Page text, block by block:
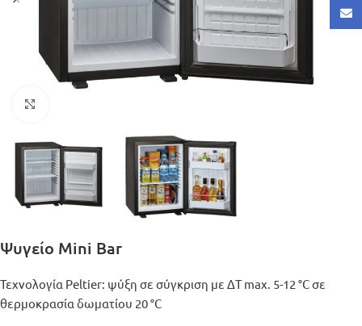
Ψυγείο Mini Bar
Τεχνολογία Peltier: ψύξη σε σύγκριση με ΔT max. 5-12 °C σε
θερμοκρασία δωματίου 20 °C